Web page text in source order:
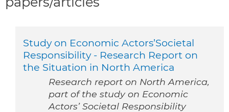
Study on Economic Actors’Societal
Responsibility - Research Report on
the Situation in North America
Research report on North America,
part of the study on Economic
Actors’ Societal Responsibility